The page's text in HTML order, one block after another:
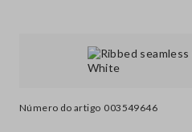
Número do artigo 003549646